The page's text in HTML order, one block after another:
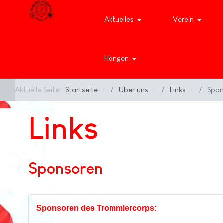
Aktuelles Verein
Höngen
Aktuelle Seite: Startseite Über uns Links
Links
Sponsoren
Sponsoren des Trommlercorps: